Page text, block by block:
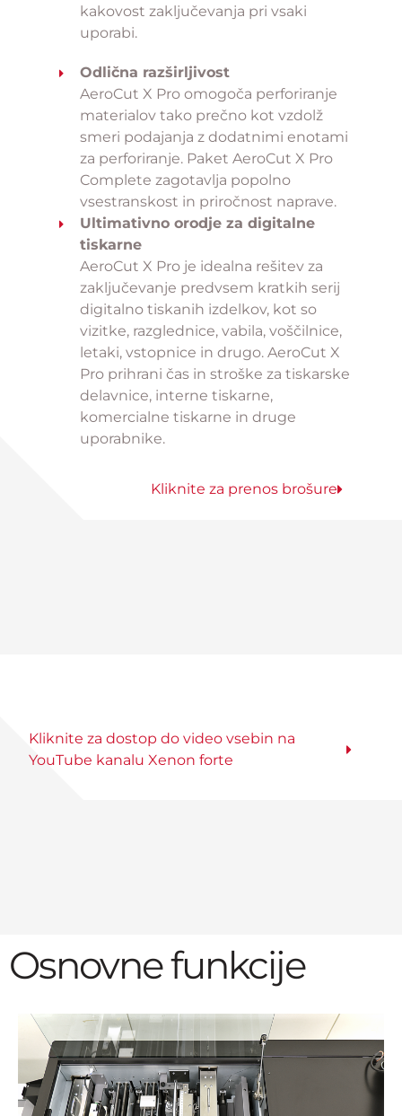
kakovost zaključevanja pri vsaki
uporabi.
Odlična razširljivost
AeroCut X Pro omogoča perforiranje
materialov tako prečno kot vzdolž
smeri podajanja z dodatnimi enotami
za perforiranje. Paket AeroCut X Pro
Complete zagotavlja popolno
vsestranskost in priročnost naprave.
Ultimativno orodje za digitalne
tiskarne
AeroCut X Pro je idealna rešitev za
zaključevanje predvsem kratkih serij
digitalno tiskanih izdelkov, kot so
vizitke, razglednice, vabila, voščilnice,
letaki, vstopnice in drugo. AeroCut X
Pro prihrani čas in stroške za tiskarske
delavnice, interne tiskarne,
komercialne tiskarne in druge
uporabnike.
Kliknite za prenos brošure
Kliknite za dostop do video vsebin na
YouTube kanalu Xenon forte
Osnovne funkcije